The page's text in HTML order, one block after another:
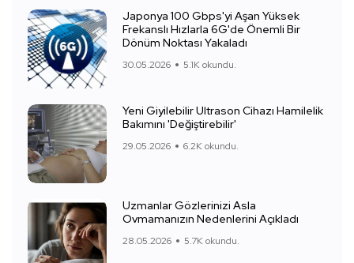
Japonya 100 Gbps'yi Aşan Yüksek
Frekanslı Hızlarla 6G'de Önemli Bir
Dönüm Noktası Yakaladı
30.05.2026 5.1K okundu.
Yeni Giyilebilir Ultrason Cihazı Hamilelik
Bakımını 'Değiştirebilir'
29.05.2026 6.2K okundu.
Uzmanlar Gözlerinizi Asla
Ovmamanızın Nedenlerini Açıkladı
28.05.2026 5.7K okundu.